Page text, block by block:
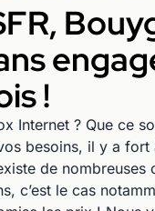
!
Internet ? Que ce
besoins, il y a
de
c’est le cas